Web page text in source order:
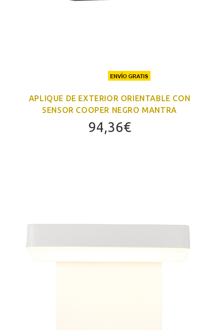
APLIQUE DE EXTERIOR ORIENTABLE CON
SENSOR COOPER NEGRO MANTRA
94,36€